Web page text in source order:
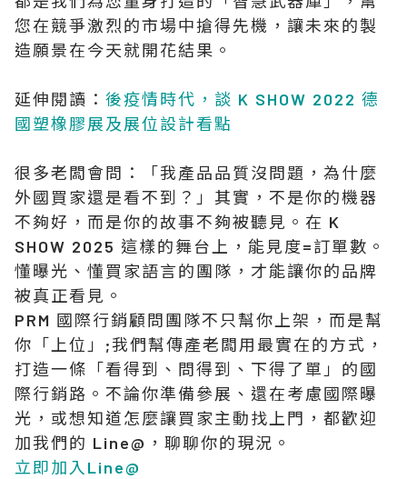
您在競爭激烈的市場中搶得先機，讓未來的製
造願景在今天就開花結果。
延伸閱讀： 後疫情時代，談 K SHOW 2022 德
國塑橡膠展及展位設計看點
很多老闆會問：「我產品品質沒問題，為什麼
外國買家還是看不到？」其實，不是你的機器
不夠好，而是你的故事不夠被聽見。在 K
SHOW 2025 這樣的舞台上，能見度=訂單數。
懂曝光、懂買家語言的團隊，才能讓你的品牌
被真正看見。
PRM 國際行銷顧問團隊不只幫你上架，而是幫
你「上位」;我們幫傳產老闆用最實在的方式，
打造一條「看得到、問得到、下得了單」的國
際行銷路。不論你準備參展、還在考慮國際曝
光，或想知道怎麼讓買家主動找上門，都歡迎
加我們的 Line@，聊聊你的現況。
立即加入Line@